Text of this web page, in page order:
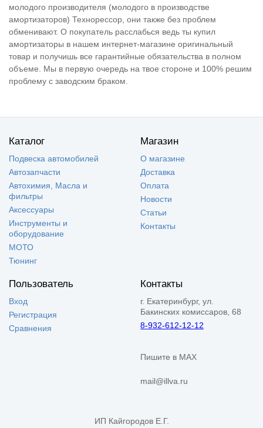
молодого производителя (молодого в производстве
амортизаторов) Технорессор, они также без проблем
обменивают. О покупатель расслабься ведь ты купил
амортизаторы в нашем интернет-магазине оригинальный
товар и получишь все гарантийные обязательства в полном
объеме. Мы в первую очередь на твое стороне и 100% решим
проблему с заводским браком.
Каталог
Подвеска автомобилей
Автозапчасти
Автохимия, Масла и
фильтры
Аксессуары
Инструменты и
оборудование
МОТО
Тюнинг
Магазин
О магазине
Доставка
Оплата
Новости
Статьи
Контакты
Пользователь
Вход
Регистрация
Сравнения
Контакты
г. Екатеринбург, ул.
Бакинских комиссаров, 68
8-932-612-12-12
Пишите в MAX
mail@illva.ru
ИП Кайгородов Е.Г.